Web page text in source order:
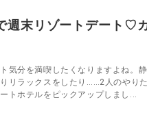
週末リゾートデート♡
気分を満喫したくなりますよね。
リラックスをしたり……2人のやり
トホテルをピックアップしまし...